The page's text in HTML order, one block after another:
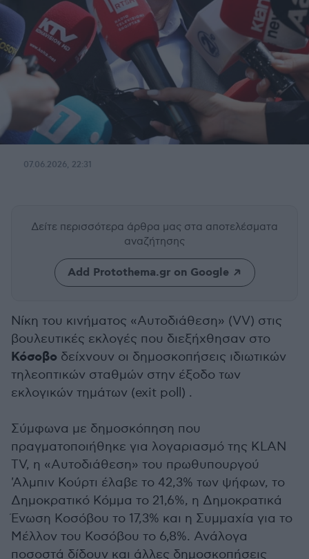
07.06.2026, 22:31
Δείτε περισσότερα άρθρα μας στα αποτελέσματα
αναζήτησης
Add Protothema.gr on Google
Νίκη του κινήματος «Αυτοδιάθεση» (VV) στις
βουλευτικές εκλογές που διεξήχθησαν στο
Κόσοβο δείχνουν οι δημοσκοπήσεις ιδιωτικών
τηλεοπτικών σταθμών στην έξοδο των
εκλογικών τημάτων (exit poll) .
Σύμφωνα με δημοσκόπηση που
πραγματοποιήθηκε για λογαριασμό της KLAN
TV, η «Αυτοδιάθεση» του πρωθυπουργού
'Αλμπιν Κούρτι έλαβε το 42,3% των ψήφων, το
Δημοκρατικό Κόμμα το 21,6%, η Δημοκρατικά
Ένωση Κοσόβου το 17,3% και η Συμμαχία για το
Μέλλον του Κοσόβου το 6,8%. Ανάλογα
ποσοστά δίδουν και άλλες δημοσκοπήσεις